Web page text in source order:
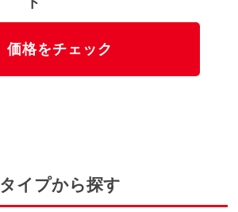
価格をチェック
タイプから探す